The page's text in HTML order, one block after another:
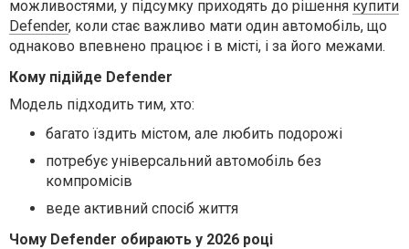
можливостями, у підсумку приходять до рішення купити
Defender, коли стає важливо мати один автомобіль, що
однаково впевнено працює і в місті, і за його межами.
Кому підійде Defender
Модель підходить тим, хто:
багато їздить містом, але любить подорожі
потребує універсальний автомобіль без
компромісів
веде активний спосіб життя
Чому Defender обирають у 2026 році